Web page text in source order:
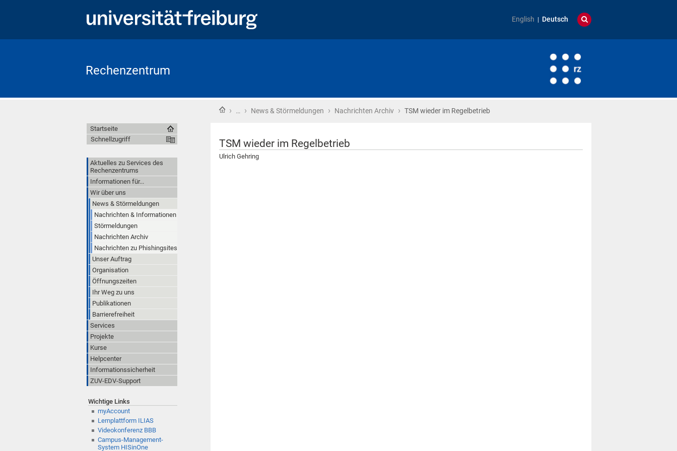
English Deutsch
Rechenzentrum
Startseite
› … › News & Störmeldungen › Nachrichten Archiv › TSM wieder im Regelbetrieb
TSM wieder im Regelbetrieb
Ulrich Gehring
Startseite
Schnellzugriff
Aktuelles zu Services des
Rechenzentrums
Informationen für...
Wir über uns
News & Störmeldungen
Nachrichten & Informationen
Störmeldungen
Nachrichten Archiv
Nachrichten zu Phishingsites
Unser Auftrag
Organisation
Öffnungszeiten
Ihr Weg zu uns
Publikationen
Barrierefreiheit
Services
Projekte
Kurse
Helpcenter
Informationssicherheit
ZUV-EDV-Support
Wichtige Links
myAccount
Lernplattform ILIAS
Videokonferenz BBB
Campus-Management-
System HISinOne